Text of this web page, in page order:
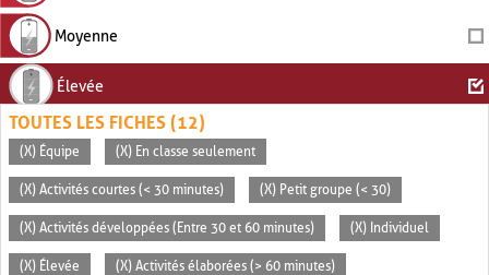
Moyenne
Élevée
TOUTES LES FICHES (12)
(X) Équipe (X) En classe seulement
(X) Activités courtes (< 30 minutes) (X) Petit groupe (< 30)
(X) Activités développées (Entre 30 et 60 minutes) (X) Individuel
(X) Élevée (X) Activités élaborées (> 60 minutes)